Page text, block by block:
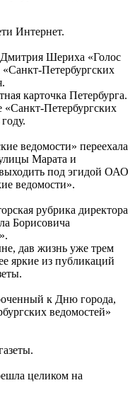
Интернет.
Шериха «Голос
Петербургских
карточка Петербурга.
Петербургских
ведомости» переехала
Марата и
выходить под эгидой ОАО
ведомости».
рубрика директора
Борисовича
дав жизнь уже трем
яркие из публикаций
к Дню города,
ведомостей»
целиком на